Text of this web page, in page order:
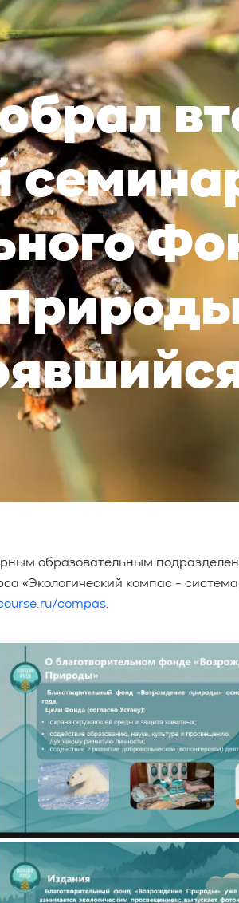
образовательным
«Экологический компас -
compas.